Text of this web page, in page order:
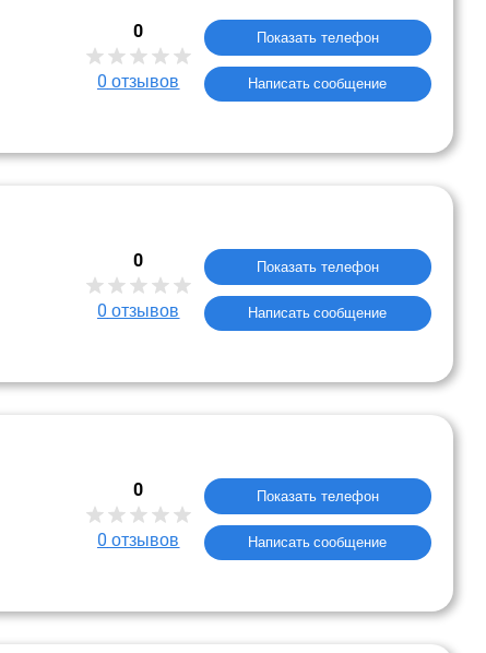
0
0 отзывов
Показать телефон
Написать сообщение
0
0 отзывов
Показать телефон
Написать сообщение
0
0 отзывов
Показать телефон
Написать сообщение